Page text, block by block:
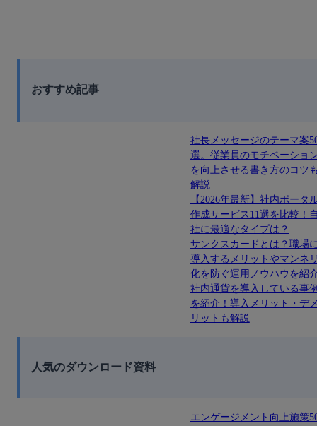
おすすめ記事
社長メッセージのテーマ案
選。従業員のモチベーショ
を向上させる書き方のコツ
解説
【2026年最新】社内ポータ
作成サービス11選を比較！
社に最適なタイプは？
サンクスカードとは？職場
導入するメリットやマンネ
化を防ぐ運用ノウハウを紹
社内通貨を導入している事
を紹介！導入メリット・デ
リットも解説
人気のダウンロード資料
エンゲージメント向上施策